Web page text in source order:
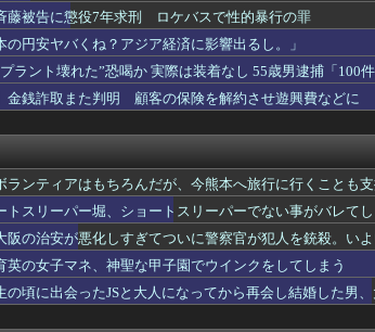
からデカパイを見せつけてしまう
染してる助けてくれ😭
避難所3分間の被災地熊本視察動画に批判！」 → 内...
い←これおかしいだろ
を救護してる間、無関係の男が無言でついてきた」
元大蔵官僚です。作家だけど映画出たり写真集出しまし
・・ド軍の6連敗に全米騒然！←「アメリカの勝利だ」...
教えて
ん、お○ぱいを派手に揺らしまくっている所を撮られて...
地の誕生日にCパレスが投稿した写真に海外大騒ぎ！（
器の返却のみならず『仕分け』まで客にさせ始めてしま
の”ファイター”全北MFオベルタンを獲得へ
で、地域の担い手」…多文化共生実現への提言、全国知...
の一個が見つからない つらい
澤香菜さんをXでフォローwwwwwwwwwwwww...
藤被告に懲役7年求刑 ロケバスで性的暴行の罪
の円安ヤバくね？アジア経済に影響出るし。」
プラント壊れた”恐喝か 実際は装着なし 55歳男逮捕「100
金銭詐取また判明 顧客の保険を解約させ遊興費などに
ランティアはもちろんだが、今熊本へ旅行に行くことも支
トスリーパー堀、ショートスリーパーでない事がバレてし
阪の治安が悪化しすぎてついに警察官が犯人を銃殺。い
英の女子マネ、神聖な甲子園でウインクをしてしまう
の頃に出会ったJSと大人になってから再会し結婚した男